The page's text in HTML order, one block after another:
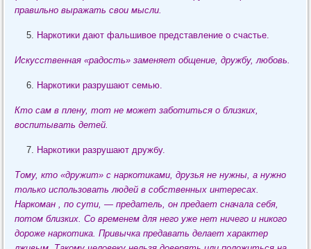
правильно выражать свои мысли.
Наркотики дают фальшивое представление о счастье.
Искусственная «радость» заменяет общение, дружбу, любовь.
Наркотики разрушают семью.
Кто сам в плену, тот не может заботиться о близких,
воспитывать детей.
Наркотики разрушают дружбу.
Тому, кто «дружит» с наркотиками, друзья не нужны, а нужно
только использовать людей в собственных интересах.
Наркоман , по сути, — предатель, он предает сначала себя,
потом близких. Со временем для него уже нет ничего и никого
дороже наркотика. Привычка предавать делает характер